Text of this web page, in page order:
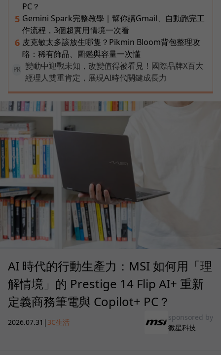
PC？
5 Gemini Spark完整教學｜幫你讀Gmail、自動跑完工
作流程，3個超實用情境一次看
6 皮克敏太多該放生哪隻？Pikmin Bloom背包整理攻
略：稀有飾品、圖鑑與容量一次懂
PR
變動中迎戰未知，改變值得被看見！國際品牌X百大
經理人雙重肯定，展現AI時代關鍵成長力
AI 時代的行動生產力：MSI 如何用「理
解情境」的 Prestige 14 Flip AI+ 重新
定義商務筆電與 Copilot+ PC？
2026.07.31 | 3C生活
sponsored by
微星科技